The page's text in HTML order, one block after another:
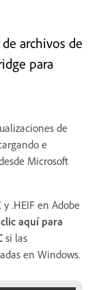
archivos de
para
de
e
Microsoft
.HEIF en Adobe
aquí para
si las
en Windows.